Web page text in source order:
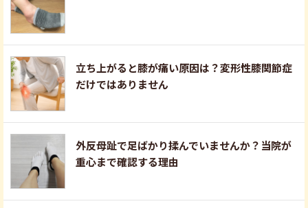
立ち上がると膝が痛い原因は？変形性膝関節症
だけではありません
外反母趾で足ばかり揉んでいませんか？当院が
重心まで確認する理由